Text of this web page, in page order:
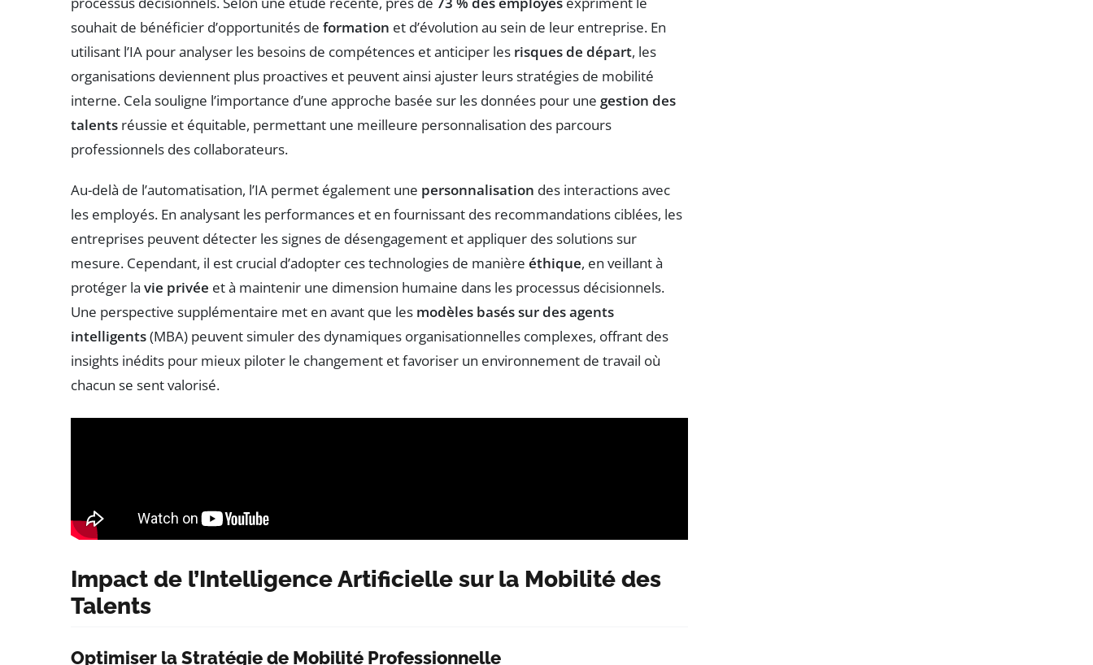
souhait de bénéficier d’opportunités de formation et d’évolution au sein de leur entreprise. En
utilisant l’IA pour analyser les besoins de compétences et anticiper les risques de départ, les
organisations deviennent plus proactives et peuvent ainsi ajuster leurs stratégies de mobilité
interne. Cela souligne l’importance d’une approche basée sur les données pour une gestion des
talents réussie et équitable, permettant une meilleure personnalisation des parcours
professionnels des collaborateurs.
Au-delà de l’automatisation, l’IA permet également une personnalisation des interactions avec
les employés. En analysant les performances et en fournissant des recommandations ciblées, les
entreprises peuvent détecter les signes de désengagement et appliquer des solutions sur
mesure. Cependant, il est crucial d’adopter ces technologies de manière éthique, en veillant à
protéger la vie privée et à maintenir une dimension humaine dans les processus décisionnels.
Une perspective supplémentaire met en avant que les modèles basés sur des agents
intelligents(MBA) peuvent simuler des dynamiques organisationnelles complexes, offrant des
insights inédits pour mieux piloter le changement et favoriser un environnement de travail où
chacun se sent valorisé.
Impact de l’Intelligence Artificielle sur la Mobilité des
Talents
Optimiser la Stratégie de Mobilité Professionnelle